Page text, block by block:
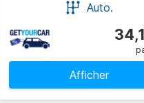
Auto.
Afficher